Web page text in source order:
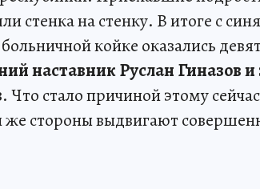
стенка на стенку. В итоге с
койке оказались
наставник Руслан Гиназов
. Что стало причиной этому
стороны выдвигают